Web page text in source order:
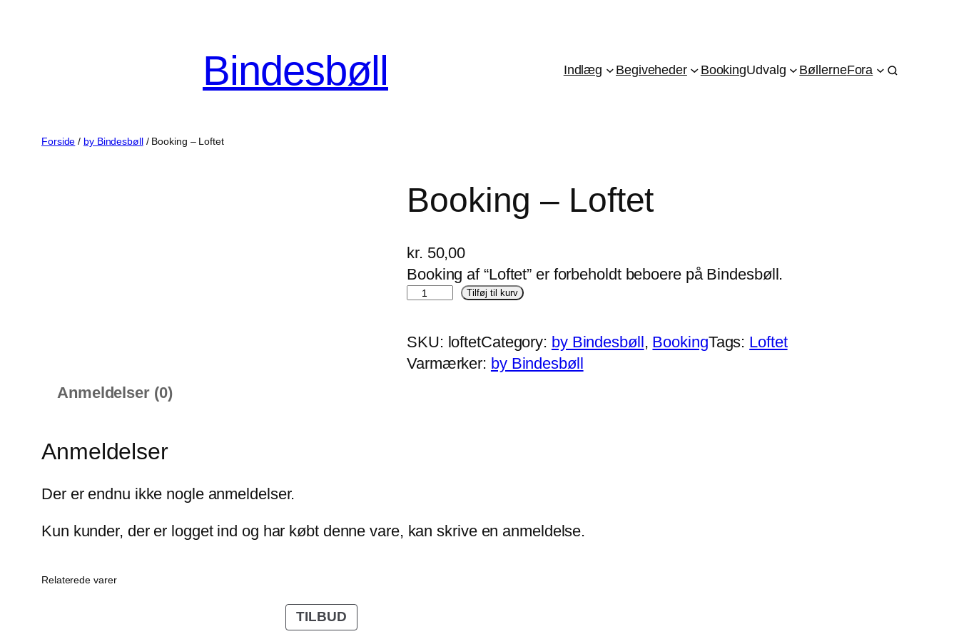
Bindesbøll Indlæg Begiveheder BookingUdvalg BøllerneFora
Forside / by Bindesbøll/ Booking – Loftet
Booking – Loftet
kr. 50,00
Booking af “Loftet” er forbeholdt beboere på Bindesbøll.
B
o
k
t
Tilføj til kurv
SKU: loftetCategory: by Bindesbøll , BookingTags: Loftet
Varmærker: by Bindesbøll
Anmeldelser (0)
Anmeldelser
Der er endnu ikke nogle anmeldelser.
Kun kunder, der er logget ind og har købt denne vare, kan skrive en anmeldelse.
Relaterede varer
TILBUDVARE
PÅ